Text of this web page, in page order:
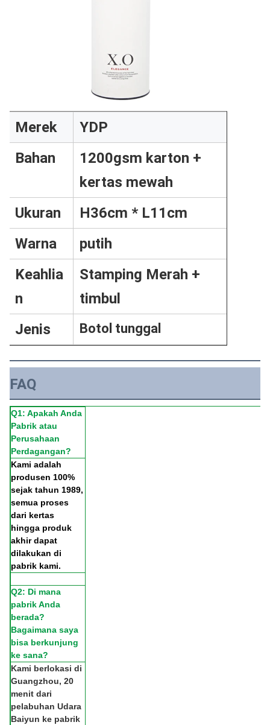
Merek
YDP
Bahan
1200gsm karton +
kertas mewah
Ukuran
H36cm * L11cm
Warna
putih
Keahlia
n
Stamping Merah +
timbul
Jenis
Botol tunggal
FAQ
Q1: Apakah Anda
Pabrik atau
Perusahaan
Perdagangan?
Kami adalah
produsen 100%
sejak tahun 1989,
semua proses
dari kertas
hingga produk
akhir dapat
dilakukan di
pabrik kami.
Q2: Di mana
pabrik Anda
berada?
Bagaimana saya
bisa berkunjung
ke sana?
Kami berlokasi di
Guangzhou, 20
menit dari
pelabuhan Udara
Baiyun ke pabrik